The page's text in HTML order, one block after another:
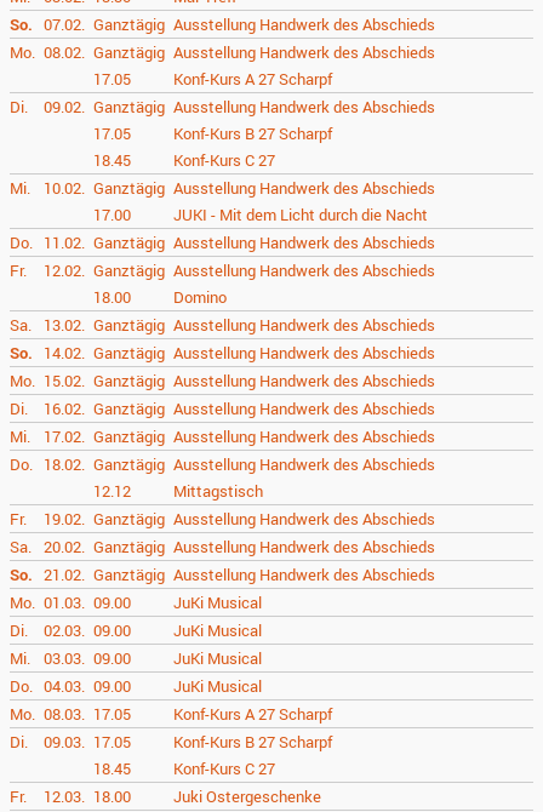
So. 07.02. Ganztägig Ausstellung Handwerk des Abschieds
Mo. 08.02. Ganztägig Ausstellung Handwerk des Abschieds
17.05
Konf-Kurs A 27 Scharpf
Di.
09.02. Ganztägig Ausstellung Handwerk des Abschieds
17.05
Konf-Kurs B 27 Scharpf
18.45
Konf-Kurs C 27
Mi.
10.02. Ganztägig Ausstellung Handwerk des Abschieds
17.00
JUKI - Mit dem Licht durch die Nacht
Do. 11.02. Ganztägig Ausstellung Handwerk des Abschieds
Fr.
12.02. Ganztägig Ausstellung Handwerk des Abschieds
18.00
Domino
Sa.
13.02. Ganztägig Ausstellung Handwerk des Abschieds
So.
14.02. Ganztägig Ausstellung Handwerk des Abschieds
Mo. 15.02. Ganztägig Ausstellung Handwerk des Abschieds
Di.
16.02. Ganztägig Ausstellung Handwerk des Abschieds
Mi.
17.02. Ganztägig Ausstellung Handwerk des Abschieds
Do. 18.02. Ganztägig Ausstellung Handwerk des Abschieds
12.12
Mittagstisch
Fr.
19.02. Ganztägig Ausstellung Handwerk des Abschieds
Sa. 20.02. Ganztägig Ausstellung Handwerk des Abschieds
So. 21.02. Ganztägig Ausstellung Handwerk des Abschieds
Mo. 01.03. 09.00
JuKi Musical
Di.
02.03. 09.00
JuKi Musical
Mi.
03.03. 09.00
JuKi Musical
Do. 04.03. 09.00
JuKi Musical
Mo. 08.03. 17.05
Konf-Kurs A 27 Scharpf
Di.
09.03. 17.05
Konf-Kurs B 27 Scharpf
18.45
Konf-Kurs C 27
Fr.
12.03. 18.00
Juki Ostergeschenke